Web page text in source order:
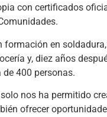
con certificados
formación en
y, diez años
400 personas.
nos ha permitido
ofrecer